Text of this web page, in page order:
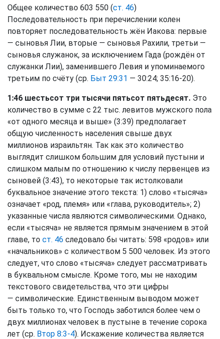
Общее количество 603 550 (ст. 46)
Последовательность при перечислении колен
повторяет последовательность жён Иакова: первые
— сыновья Лии, вторые — сыновья Рахили, третьи —
сыновья служанок, за исключением Гада (рождён от
служанки Лии), заменившего Левия и упоминаемого
третьим по счёту (ср. Быт 29:31 — 30:24; 35:16-20).
1:46 шестьсот три тысячи пятьсот пятьдесят. Это
количество в сумме с 22 тыс. левитов мужского пола
«от одного месяца и выше» (3:39) предполагает
общую численность населения свыше двух
миллионов израильтян. Так как это количество
выглядит слишком большим для условий пустыни и
слишком малым по отношению к числу первенцев из
сыновей (3:43), то некоторые так истолковали
буквальное значение этого текста: 1) слово «тысяча»
означает «род, племя» или «глава, руководитель»; 2)
указанные числа являются символическими. Однако,
если «тысяча» не является прямым значением в этой
главе, то ст. 46 следовало бы читать: 598 «родов» или
«начальников» с количеством 5 500 человек. Из этого
следует, что слово «тысяча» следует рассматривать
в буквальном смысле. Кроме того, мы не находим
текстового свидетельства, что эти цифры
— символические. Единственным выводом может
быть только то, что Господь заботился более чем о
двух миллионах человек в пустыне в течение сорока
лет (ср. Втор 8:3-4). Искажение количества является